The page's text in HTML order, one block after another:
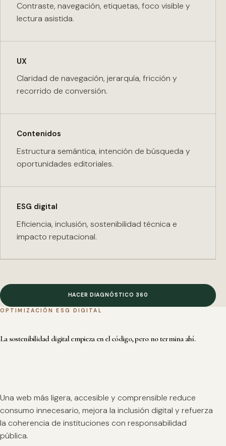
Contraste, navegación, etiquetas, foco visible y
lectura asistida.
UX
Claridad de navegación, jerarquía, fricción y
recorrido de conversión.
Contenidos
Estructura semántica, intención de búsqueda y
oportunidades editoriales.
ESG digital
Eficiencia, inclusión, sostenibilidad técnica e
impacto reputacional.
HACER DIAGNÓSTICO 360
OPTIMIZACIÓN ESG DIGITAL
La sostenibilidad digital empieza en el código, pero no termina ahí.
Una web más ligera, accesible y comprensible reduce
consumo innecesario, mejora la inclusión digital y refuerza
la coherencia de instituciones con responsabilidad
pública.